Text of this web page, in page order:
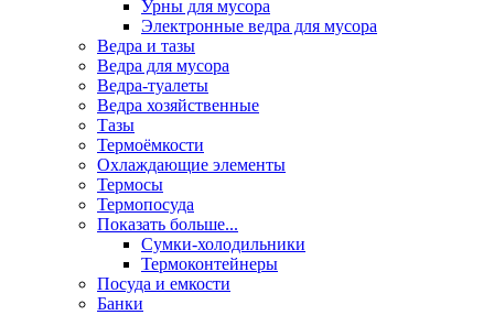
Урны для мусора
Электронные ведра для мусора
Ведра и тазы
Ведра для мусора
Ведра-туалеты
Ведра хозяйственные
Тазы
Термоёмкости
Охлаждающие элементы
Термосы
Термопосуда
Показать больше...
Сумки-холодильники
Термоконтейнеры
Посуда и емкости
Банки